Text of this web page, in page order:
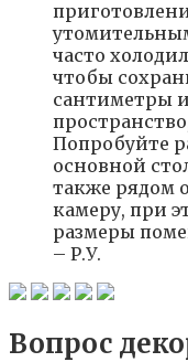
часто
чтобы
сантиметры
Попробуйте
основной
также рядом
камеру, при
размеры
– Р.У.
Вопрос